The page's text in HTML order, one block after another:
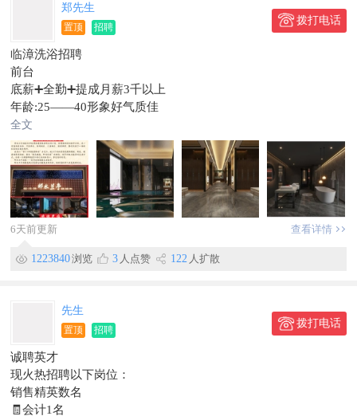
包工作餐，提供员工宿舍（可选）
法定节日补贴或调休
四、工作地点​
临漳县城内
郑先生
置顶 招聘
拨打电话
临漳洗浴招聘
前台
底薪➕全勤➕提成月薪3千以上
年龄:25——40形象好气质佳
吧员4名
底薪➕全勤➕提成2800元以上
保洁3名
底薪➕全勤2200以上
24小时制上一天休一天
名额有限
联系电话1900330767815100097000
全文
6天前更新 查看详情
1223840浏览 3 人点赞 122 人扩散
先生
置顶 招聘
拨打电话
诚聘英才
现火热招聘以下岗位：
销售精英数名
🧾会计1名